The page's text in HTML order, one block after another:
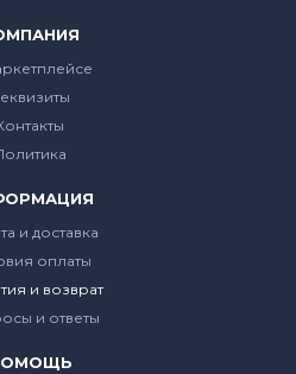
и доставка
оплаты
и возврат
и ответы